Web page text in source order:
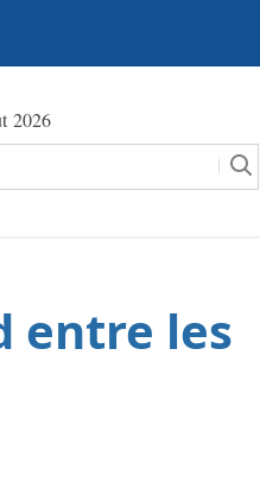
2026
entre les